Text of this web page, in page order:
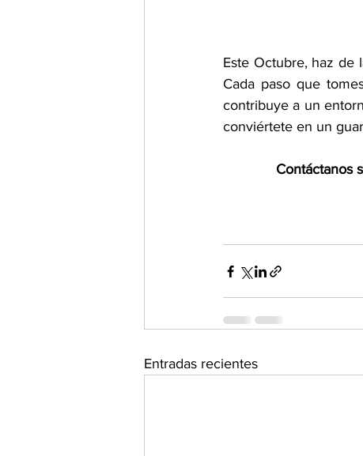
Este Octubre, haz de
Cada paso que
contribuye a un
conviértete en un
Contáctanos
Entradas recientes